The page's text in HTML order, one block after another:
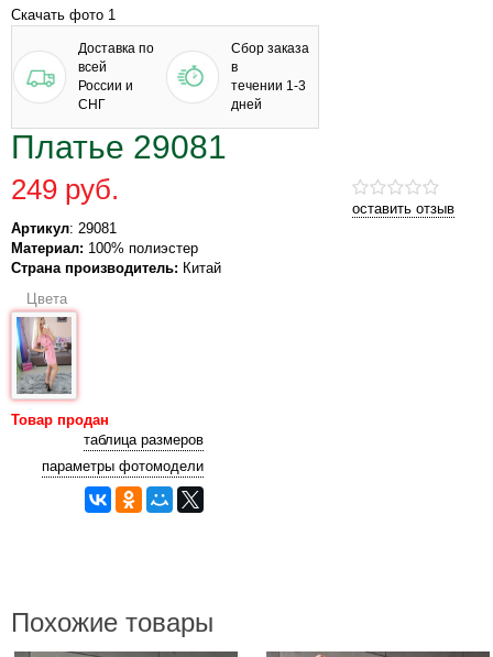
Скачать фото 1
Доставка по
всей
России и
СНГ
Сбор заказа
в
течении 1-3
дней
Платье 29081
оставить отзыв
249 руб.
Артикул: 29081
Материал: 100% полиэстер
Страна производитель: Китай
Цвета
Товар продан
таблица размеров
параметры фотомодели
Похожие товары